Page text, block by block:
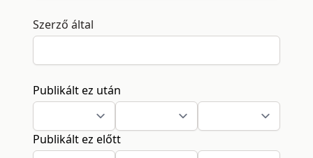
Szerző által
Publikált ez után
Publikált ez előtt